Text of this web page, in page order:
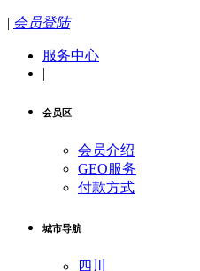
| 会员登陆
服务中心
|
会员区
会员介绍
GEO服务
付款方式
城市导航
四川